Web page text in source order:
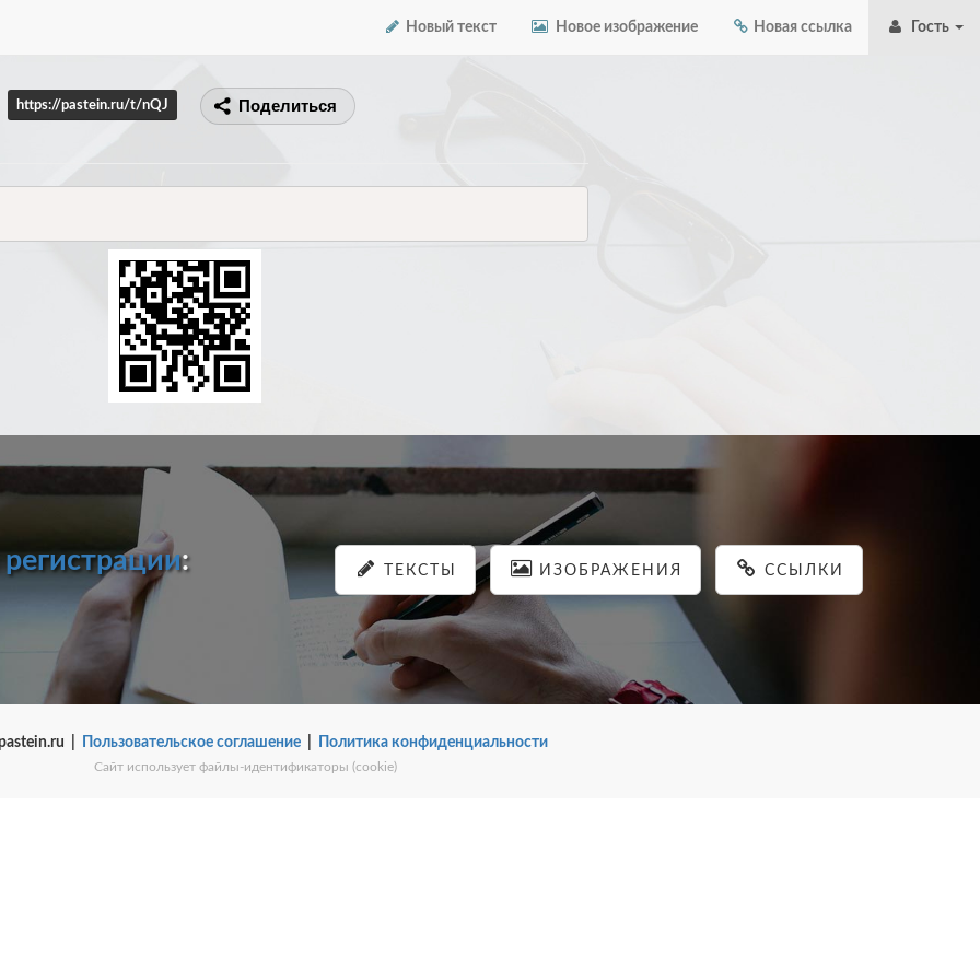
Новый текст Новое изображение Новая ссылка Гость
https://pastein.ru/t/nQJ Поделиться
регистрации: ТЕКСТЫ ИЗОБРАЖЕНИЯ ССЫЛКИ
| Пользовательское соглашение| Политика конфиденциальности
Сайт использует файлы-идентификаторы (cookie)